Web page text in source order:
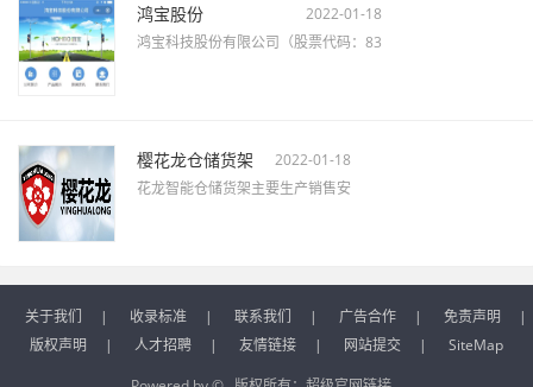
鸿宝股份
2022-01-18
鸿宝科技股份有限公司（股票代码：83
樱花龙仓储货架
2022-01-18
花龙智能仓储货架主要生产销售安
关于我们 | 收录标准 | 联系我们 | 广告合作 | 免责声明
|
版权声明
| 人才招聘 | 友情链接 | 网站提交 |
SiteMap